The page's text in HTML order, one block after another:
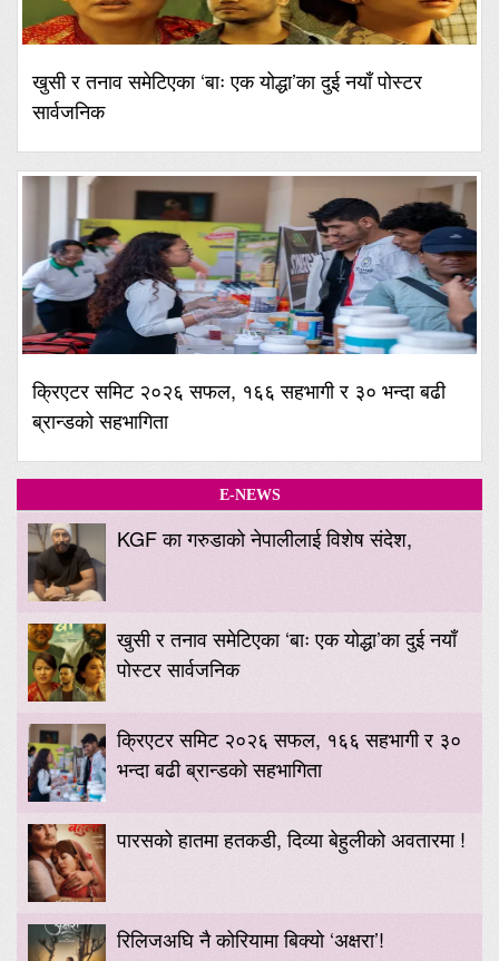
खुसी र तनाव समेटिएका ‘बाः एक योद्धा’का दुई नयाँ पोस्टर
सार्वजनिक
क्रिएटर समिट २०२६ सफल, १६६ सहभागी र ३० भन्दा बढी
ब्रान्डको सहभागिता
E-NEWS
KGF का गरुडाको नेपालीलाई विशेष संदेश,
खुसी र तनाव समेटिएका ‘बाः एक योद्धा’का दुई नयाँ
पोस्टर सार्वजनिक
क्रिएटर समिट २०२६ सफल, १६६ सहभागी र ३०
भन्दा बढी ब्रान्डको सहभागिता
पारसको हातमा हतकडी, दिव्या बेहुलीको अवतारमा !
रिलिजअघि नै कोरियामा बिक्यो ‘अक्षरा’!